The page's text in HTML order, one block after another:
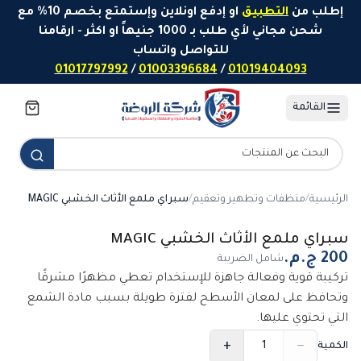
تخطَّ إلى المحتوى
إطلب من التطبيق
او إدفع اونلاين وإستمتع بخصم 10% مع
شحن مجاني لأي طلب بـ 1000 جنيهاً او اكثر - ارقامنا
للتواصل واتساب
01019404093
/
01003396684
/
01017797992
القائمة
الرئيسية/منظفات وتطهير وتعقيم/سبراي ملمع الأثاث الخشبي MAGIC
سبراي ملمع الأثاث الخشبي MAGIC
شامل الضريبة
تركيبة قوية وفعالة جاهزة للإستخدام تعطي مظهرًا مشرقًا
وتحافظ على لمعان الأسطح لفترة طويلة بسبب مادة الشمع
التي تحتوي عليها.
الكمية −
+